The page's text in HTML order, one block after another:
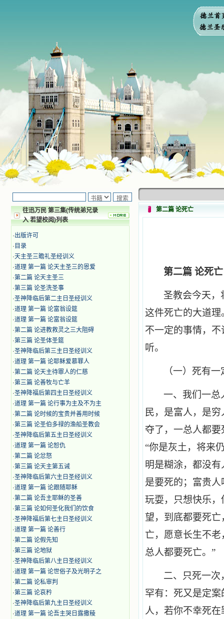
往迅万民 第三集(传统弟兄录
入 若望校阅)列表
·出版许可
· 目录
·天主圣三瞻礼圣经训义
·道理 第一篇 论天主圣三的恩爱
·第二篇 论天主圣三
·第三篇 论圣洗圣事
·圣神降临后第二主日圣经训义
·道理 第一篇 论富翁设筵
·道理 第一篇 论富翁设筵
·第二篇 论进教救灵之三大阻碍
·第三篇 论圣体圣筵
·圣神降临后第三主日圣经训义
·道理 第一篇 论耶稣爱慕罪人
·第二篇 论天主待罪人的仁慈
·第三篇 论善牧与亡羊
·圣神降福后第四主日圣经训义
·道理 第一篇 论行事为主及不为主
·第二篇 论时候的宝贵并善用时候
·第三篇 论圣伯多禄的渔船圣教会
·圣神降临后第五主日圣经训义
·道理 第一篇 论恕仇
·第二篇 论忿怒
·第三篇 论天主第五诫
·圣神降临后第六主日圣经训义
·道理 第一篇 论跟随耶稣
·第二篇 论吾主耶稣的圣善
·第三篇 论如何圣化我们的饮食
·圣神降福后第七主日圣经训义
·道理 第一篇 论善行
·第二篇 论假先知
·第三篇 论地狱
·圣神降临后第八主日圣经训义
·道理 第一篇 论世俗子及光明子之
·第二篇 论私审判
·第三篇 论哀矜
·圣神降临后第九主日圣经训义
·道理 第一篇 论吾主哭日露撒稜
第二篇 论死亡
第二篇 论死亡
圣教会今天，
这件死亡的大道
不一定的事情，
听。
（一）死有
一、我们一总
民，是富人，是
夺了，一总人都
“你是灰土，将来
明是糊涂，都没
是要死的；富贵
玩耍，只想快乐
望，到底都要死
亡，愿意长生不
总人都要死亡。”
二、只死一次
罕有：死又是定
人，若你不幸死